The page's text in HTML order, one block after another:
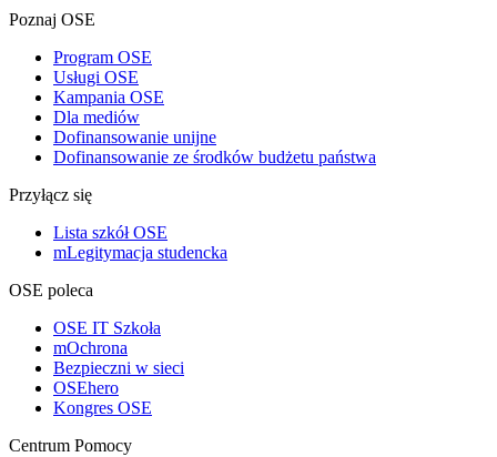
Poznaj OSE
Program OSE
Usługi OSE
Kampania OSE
Dla mediów
Dofinansowanie unijne
Dofinansowanie ze środków budżetu państwa
Przyłącz się
Lista szkół OSE
mLegitymacja studencka
OSE poleca
OSE IT Szkoła
mOchrona
Bezpieczni w sieci
OSEhero
Kongres OSE
Centrum Pomocy